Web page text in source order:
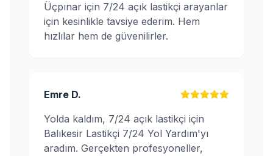
Üçpınar için 7/24 açık lastikçi arayanlar
için kesinlikle tavsiye ederim. Hem
hızlılar hem de güvenilirler.
Emre D.
Yolda kaldım, 7/24 açık lastikçi için
Balıkesir Lastikçi 7/24 Yol Yardım'yı
aradım. Gerçekten profesyoneller,